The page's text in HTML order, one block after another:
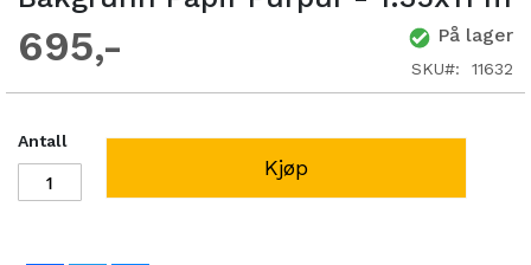
695 På lager
SKU 11632
Antall
Kjøp